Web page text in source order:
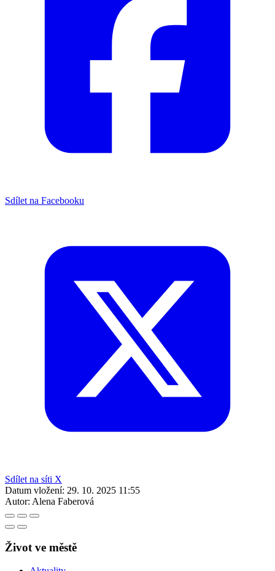
Sdílet na Facebooku
Sdílet na síti X
Datum vložení: 29. 10. 2025 11:55
Autor: Alena Faberová
Život ve městě